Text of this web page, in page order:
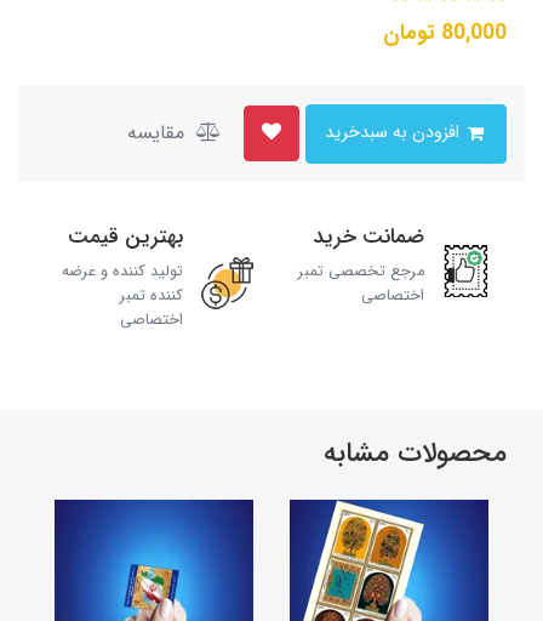
80,000 تومان
مقایسه
ضمانت خرید
مرجع تخصصی تمبر
اختصاصی
بهترین قیمت
تولید کننده و عرضه
کننده تمبر
اختصاصی
محصولات مشابه